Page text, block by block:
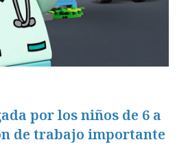
por los niños de 6 a
de trabajo importante